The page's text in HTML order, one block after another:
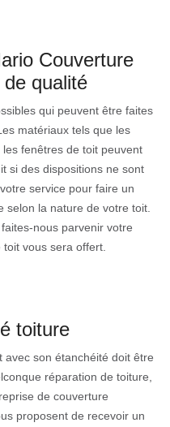
Couverture
qualité
qui peuvent être faites
matériaux tels que les
fenêtres de toit peuvent
si des dispositions ne sont
service pour faire un
selon la nature de votre toit.
nous parvenir votre
vous sera offert.
toiture
avec son étanchéité doit être
réparation de toiture,
de couverture
proposent de recevoir un